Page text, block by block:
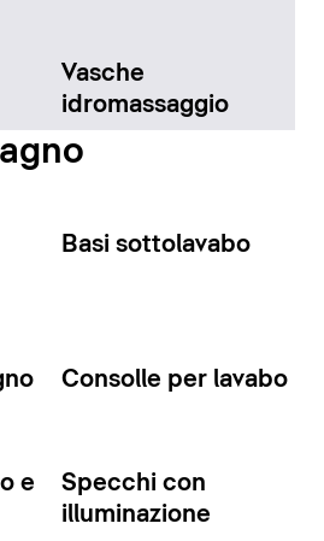
Vasche
idromassaggio
Basi sottolavabo
Consolle per lavabo
e
Specchi con
illuminazione